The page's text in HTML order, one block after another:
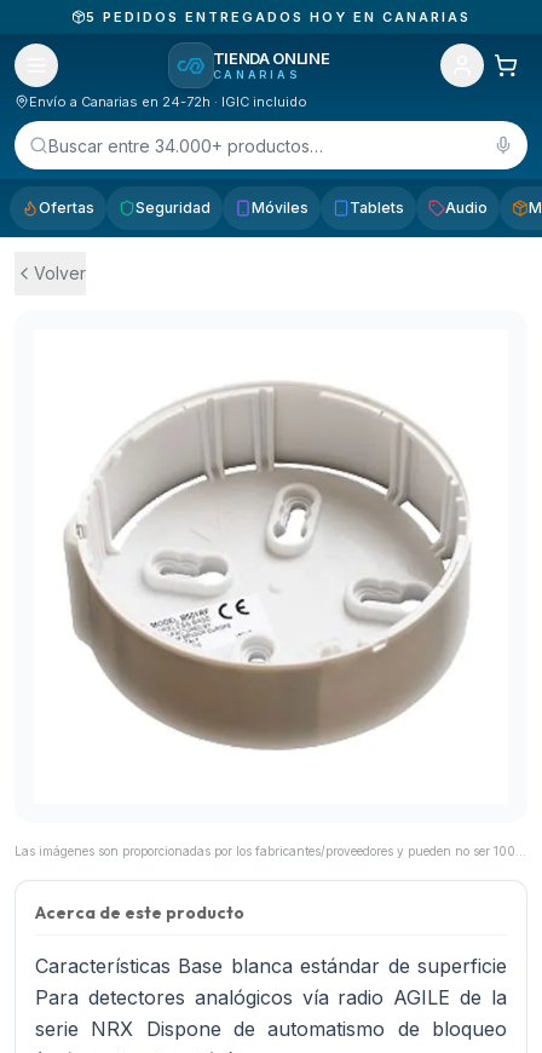
5 PEDIDOS ENTREGADOS HOY EN CANARIAS
TIENDA ONLINE
CANARIAS
Envío a Canarias en 24-72h · IGIC incluido
Buscar entre 34.000+ productos…
Ofertas Seguridad Móviles Tablets Audio
Volver
Acerca de este producto
Características Base blanca estándar de superficie
Para detectores analógicos vía radio AGILE de la
serie NRX Dispone de automatismo de bloqueo